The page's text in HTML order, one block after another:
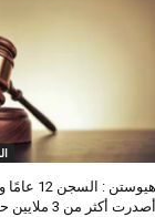
هيوستن :
أصدرت أكثر من 3 ملايين حبة مخدرة